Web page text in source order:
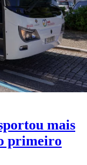
mais
primeiro